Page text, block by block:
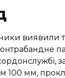
виявили
100 мм,